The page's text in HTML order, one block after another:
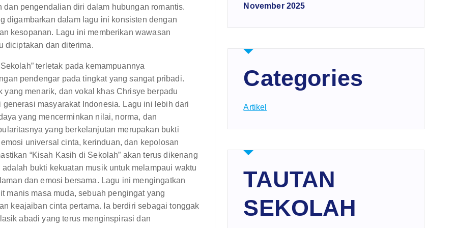
pengendalian diri dalam hubungan romantis.
digambarkan dalam lagu ini konsisten dengan
kesopanan. Lagu ini memberikan wawasan
diciptakan dan diterima.
terletak pada kemampuannya
pendengar pada tingkat yang sangat pribadi.
menarik, dan vokal khas Chrisye berpadu
masyarakat Indonesia. Lagu ini lebih dari
yang mencerminkan nilai, norma, dan
yang berkelanjutan merupakan bukti
universal cinta, kerinduan, dan kepolosan
“Kisah Kasih di Sekolah” akan terus dikenang
bukti kekuatan musik untuk melampaui waktu
dan emosi bersama. Lagu ini mengingatkan
manis masa muda, sebuah pengingat yang
keajaiban cinta pertama. Ia berdiri sebagai tonggak
abadi yang terus menginspirasi dan
November 2025
Categories
Artikel
TAUTAN
SEKOLAH